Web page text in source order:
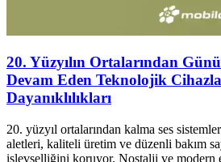
20. Yüzyılın Ortalarından
Devam Eden Teknolojik
Dayanıklılıkları
20. yüzyıl ortalarından kalma ses
aletleri, kaliteli üretim ve düzenli bakım
işlevselliğini koruyor. Nostalji ve modern